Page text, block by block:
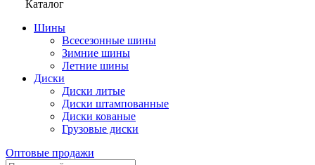
Каталог
Шины
Всесезонные шины
Зимние шины
Летние шины
Диски
Диски литые
Диски штампованные
Диски кованые
Грузовые диски
Оптовые продажи